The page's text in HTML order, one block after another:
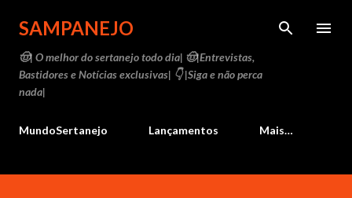
Pular para o conteúdo principal
SAMPANEJO
🤠| O melhor do sertanejo todo dia| 🤠|Entrevistas,
Bastidores e Notícias exclusivas| 👇 |Siga e não perca
nada|
MundoSertanejo Lançamentos Mais…